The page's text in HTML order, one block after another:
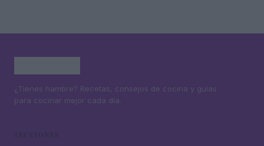
¿Tienes hambre? Recetas, consejos de cocina y guías
para cocinar mejor cada día.